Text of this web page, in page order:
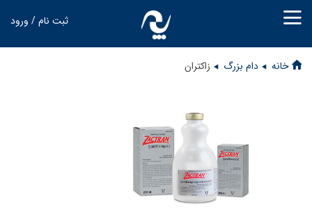
ثبت نام / ورود
خانه دام بزرگ زاکتران